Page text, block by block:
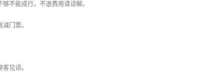
间不够不能成行，不退费用请谅解。
门票。
见谅。